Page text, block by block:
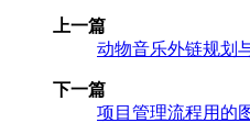
上一篇
动物音乐外链规划
下一篇
项目管理流程用的